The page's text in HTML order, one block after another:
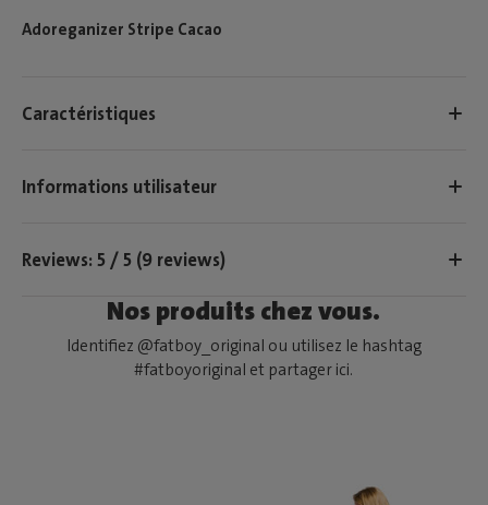
Adoreganizer Stripe Cacao
Caractéristiques
Informations utilisateur
Reviews: 5 / 5 (9 reviews)
Nos produits chez vous.
Identifiez @fatboy_original ou utilisez le hashtag
#fatboyoriginal et partager ici.